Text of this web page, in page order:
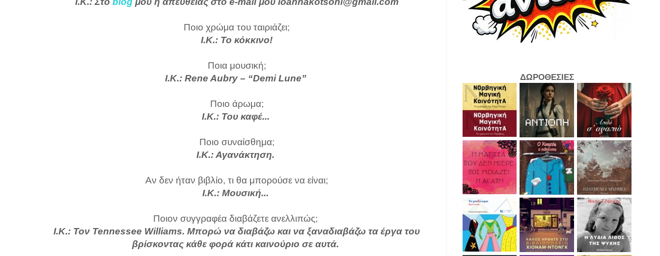
Ποιο χρώμα του ταιριάζει;
Ι.Κ.: Το κόκκινο!
Ποια μουσική;
Ι.Κ.: Rene Aubry – “Demi Lune”
Ποιο άρωμα;
Ι.Κ.: Του καφέ...
Ποιο συναίσθημα;
Ι.Κ.: Αγανάκτηση.
Αν δεν ήταν βιβλίο, τι θα μπορούσε να είναι;
Ι.Κ.: Μουσική...
Ποιον συγγραφέα διαβάζετε ανελλιπώς;
Ι.Κ.: Τον Tennessee Williams. Μπορώ να διαβάζω και να ξαναδιαβάζω τα έργα του
βρίσκοντας κάθε φορά κάτι καινούριο σε αυτά.
ΔΩΡΟΘΕΣΙΕΣ